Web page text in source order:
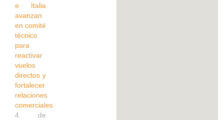
e Italia
avanzan
en comité
técnico
para
reactivar
vuelos
directos y
fortalecer
relaciones
comerciales
4 de